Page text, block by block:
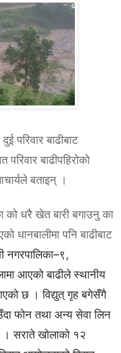
परिवार बाढीबाट
बाढीपहिरोको
बताइन् ।
को धरै खेत बारी बगाउनु का
धानबालीमा पनि बाढीबाट
नगरपालिका–९,
आएको बाढीले स्थानीय
छ । विद्युत् गृह बगेसँगै
फोन तथा अन्य सेवा लिन
सराते खोलाको १२